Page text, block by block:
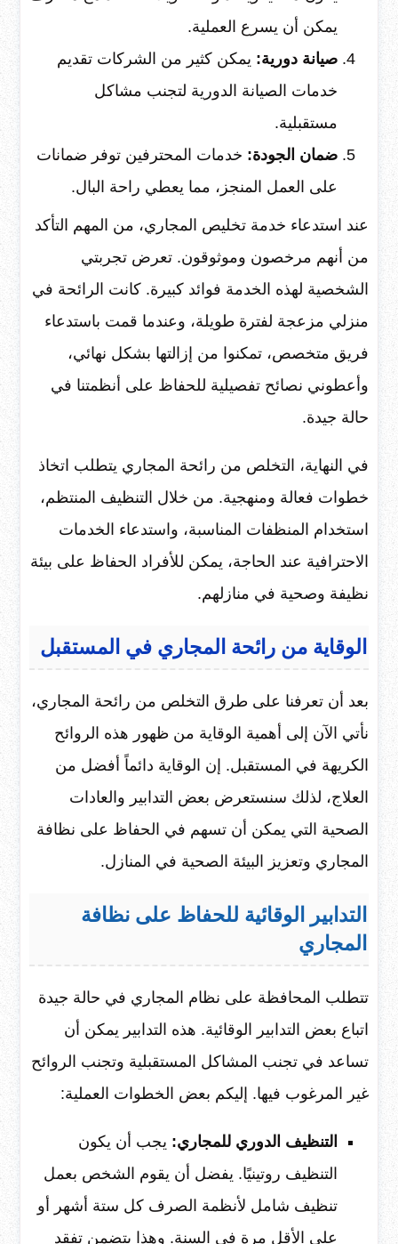
يمكن أن يسرع العملية.
صيانة دورية: يمكن كثير من الشركات تقديم
خدمات الصيانة الدورية لتجنب مشاكل
مستقبلية.
ضمان الجودة: خدمات المحترفين توفر ضمانات
على العمل المنجز، مما يعطي راحة البال.
عند استدعاء خدمة تخليص المجاري، من المهم التأكد
من أنهم مرخصون وموثوقون. تعرض تجربتي
الشخصية لهذه الخدمة فوائد كبيرة. كانت الرائحة في
منزلي مزعجة لفترة طويلة، وعندما قمت باستدعاء
فريق متخصص، تمكنوا من إزالتها بشكل نهائي،
وأعطوني نصائح تفصيلية للحفاظ على أنظمتنا في
حالة جيدة.
في النهاية، التخلص من رائحة المجاري يتطلب اتخاذ
خطوات فعالة ومنهجية. من خلال التنظيف المنتظم،
استخدام المنظفات المناسبة، واستدعاء الخدمات
الاحترافية عند الحاجة، يمكن للأفراد الحفاظ على بيئة
نظيفة وصحية في منازلهم.
الوقاية من رائحة المجاري في المستقبل
بعد أن تعرفنا على طرق التخلص من رائحة المجاري،
نأتي الآن إلى أهمية الوقاية من ظهور هذه الروائح
الكريهة في المستقبل. إن الوقاية دائماً أفضل من
العلاج، لذلك سنستعرض بعض التدابير والعادات
الصحية التي يمكن أن تسهم في الحفاظ على نظافة
المجاري وتعزيز البيئة الصحية في المنازل.
التدابير الوقائية للحفاظ على نظافة
المجاري
تتطلب المحافظة على نظام المجاري في حالة جيدة
اتباع بعض التدابير الوقائية. هذه التدابير يمكن أن
تساعد في تجنب المشاكل المستقبلية وتجنب الروائح
غير المرغوب فيها. إليكم بعض الخطوات العملية:
التنظيف الدوري للمجاري: يجب أن يكون
التنظيف روتينيًا. يفضل أن يقوم الشخص بعمل
تنظيف شامل لأنظمة الصرف كل ستة أشهر أو
على الأقل مرة في السنة. وهذا يتضمن تفقد